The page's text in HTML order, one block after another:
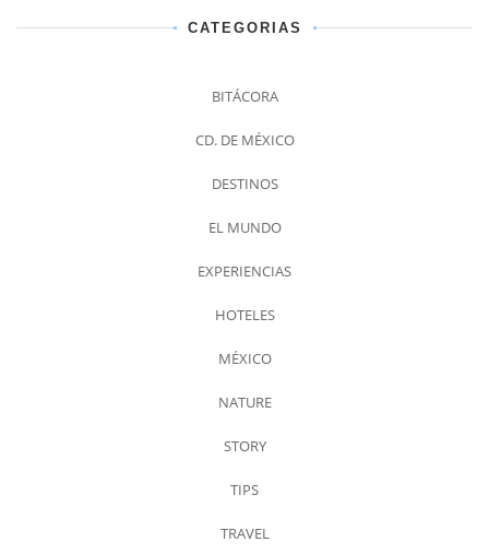
CATEGORIAS
BITÁCORA
CD. DE MÉXICO
DESTINOS
EL MUNDO
EXPERIENCIAS
HOTELES
MÉXICO
NATURE
STORY
TIPS
TRAVEL